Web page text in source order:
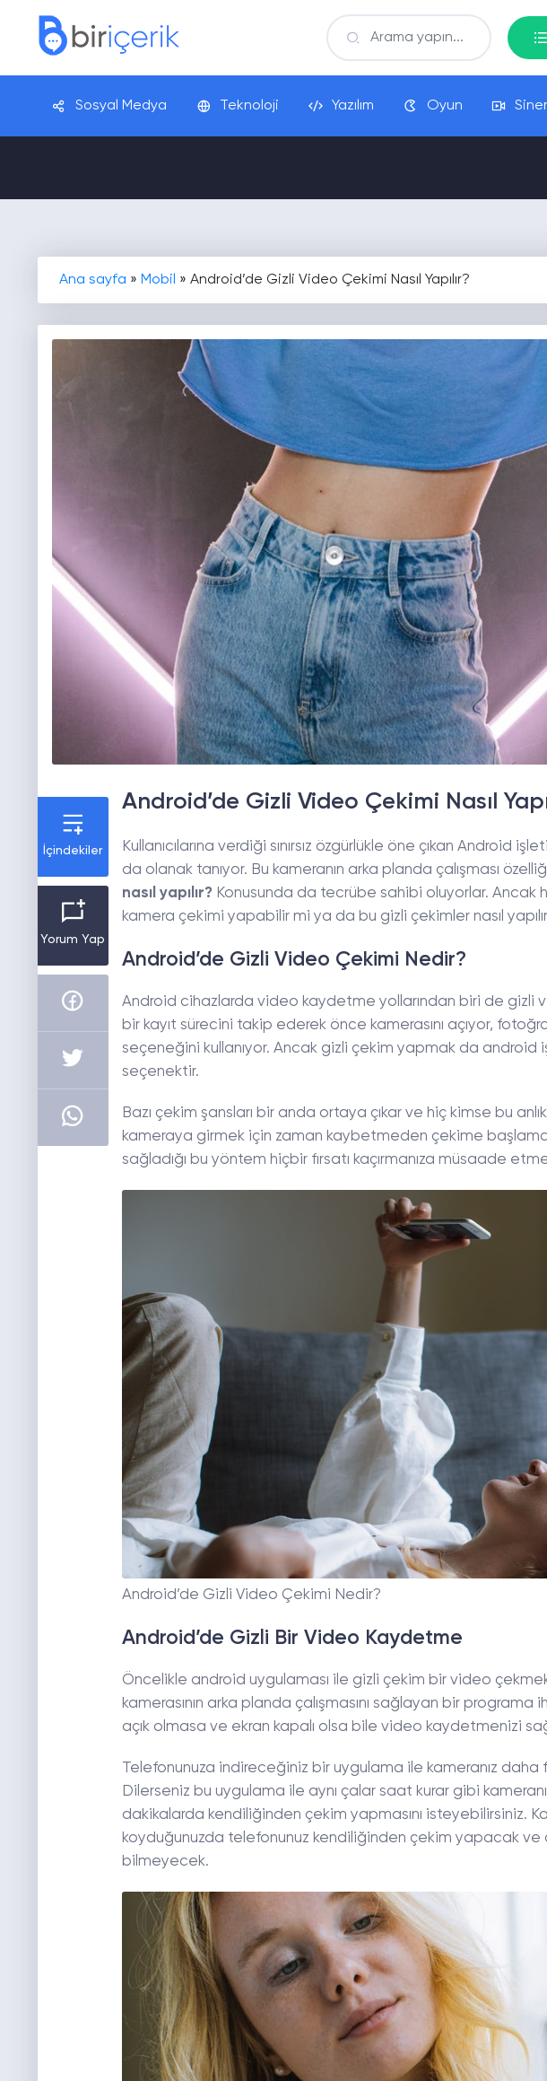
Sosyal Medya Teknoloji Yazılım Oyun
Ana sayfa » Mobil » Android’de Gizli Video Çekimi Nasıl Yapılır?
İçindekiler
Yorum Yap
Android’de Gizli Video Çekimi Nasıl
Kullanıcılarına verdiği sınırsız özgürlükle öne çıkan Android
da olanak tanıyor. Bu kameranın arka planda çalışması
nasıl yapılır? Konusunda da tecrübe sahibi oluyorlar.
kamera çekimi yapabilir mi ya da bu gizli çekimler nasıl
Android’de Gizli Video Çekimi Nedir?
Android cihazlarda video kaydetme yollarından biri de gizli
bir kayıt sürecini takip ederek önce kamerasını açıyor,
seçeneğini kullanıyor. Ancak gizli çekim yapmak da android
seçenektir.
Bazı çekim şansları bir anda ortaya çıkar ve hiç kimse bu
kameraya girmek için zaman kaybetmeden çekime
sağladığı bu yöntem hiçbir fırsatı kaçırmanıza müsaade
Android’de Gizli Video Çekimi Nedir?
Android’de Gizli Bir Video Kaydetme
Öncelikle android uygulaması ile gizli çekim bir video
kamerasının arka planda çalışmasını sağlayan bir programa
açık olmasa ve ekran kapalı olsa bile video kaydetmenizi
Telefonunuza indireceğiniz bir uygulama ile kameranız
Dilerseniz bu uygulama ile aynı çalar saat kurar gibi
dakikalarda kendiliğinden çekim yapmasını isteyebilirsiniz.
koyduğunuzda telefonunuz kendiliğinden çekim yapacak
bilmeyecek.